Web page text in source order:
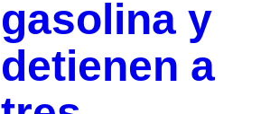
gasolina y
detienen a